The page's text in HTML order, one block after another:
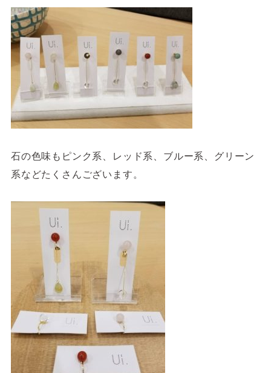
石の色味もピンク系、レッド系、ブルー系、グリーン
系などたくさんございます。